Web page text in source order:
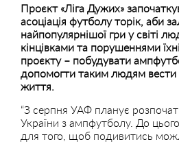
Проєкт «Ліга Дужих»
асоціація футболу торік, аби
найпопулярнішої гри у світі
кінцівками та порушеннями
проєкту – побудувати
допомогти таким людям вести
життя.
“З серпня УАФ планує
України з ампфутболу. До
для того, щоб подивитись